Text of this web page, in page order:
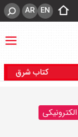
EN
AR
کتاب شرق